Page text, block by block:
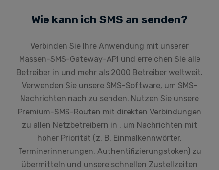
Wie kann ich SMS an senden?
Verbinden Sie Ihre Anwendung mit unserer
Massen-SMS-Gateway-API und erreichen Sie alle
Betreiber in und mehr als 2000 Betreiber weltweit.
Verwenden Sie unsere SMS-Software, um SMS-
Nachrichten nach zu senden. Nutzen Sie unsere
Premium-SMS-Routen mit direkten Verbindungen
zu allen Netzbetreibern in , um Nachrichten mit
hoher Priorität (z. B. Einmalkennwörter,
Terminerinnerungen, Authentifizierungstoken) zu
übermitteln und unsere schnellen Zustellzeiten